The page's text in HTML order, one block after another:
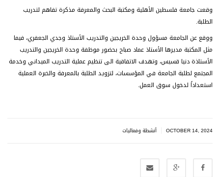
وقعت جامعة فلسطين الأهلية ومكتبة البحث والمعرفة مذكرة تفاهم لتدريب
الطلبة.
ووقع عن الجامعة مسؤول وحدة الخريجين والتدريب الأستاذ وجدي الجعفري، فيما
مثل المكتبة مديرها الأستاذ عماد صباح بحضور موظفة وحدة الخريجين والتدريب
الأستاذة دنيا قسيس، وتهدف الاتفاقية الى تنظيم عملية التدريب الميداني وخدمة
المجتمع لطلبة الجامعة في المؤسسات، لتزويد الطلبة بالمعرفة والخبرة العملية
استعداداً لدخول سوق العمل.
OCTOBER 14, 2024 أنشطة وفعاليات